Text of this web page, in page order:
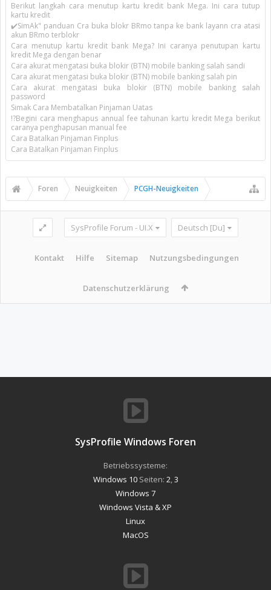
Berikut langkah cara menutup kartu kredit bank Mega. Ini cara tutup
kartu kredit
✔️SimAk" panduan Cra buka blokr BRmo tanpa ke bank layann cra atasi
akun BRmo terblokr
Cara menutup kartu kredit bank Mega? Ini caranya penutupan kartu
kredit Mega dengan benar
Cara akurat mengatasi buka blokir (BTN) mobile banking salah sandi
Cara akurat mengatasi buka blokir (BTN) mobile banking salah pin
Cara akurat mengatasi buka blokir (BTN) mobile banking salah
password
Simak Cara Membatalkan Pinjaman Uatas
!?Begini cara menghapus annual fee tahunan kartu kredit Mega berikut
caranya penghapusan manual fee
Cara Batalkan Pinjaman Finplus
Cara Batalkan Pinjaman Finplus
Foren Neuigkeiten PCGH-Neuigkeiten
SysProfile Forum - UI.X Deutsch [Du]
Kontakt Hilfe Sitemap Nutzungsbedingungen
Datenschutzerklärung
SysProfile Windows Foren
Betriebssysteme:
Windows 10Seiten: 2 3
Windows 7
Windows Vista & XP
Linux
MacOS